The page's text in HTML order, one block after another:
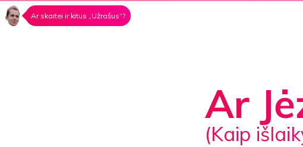
Ar skaitei ir kitus „Užrašus“?
Ar
(Kaip